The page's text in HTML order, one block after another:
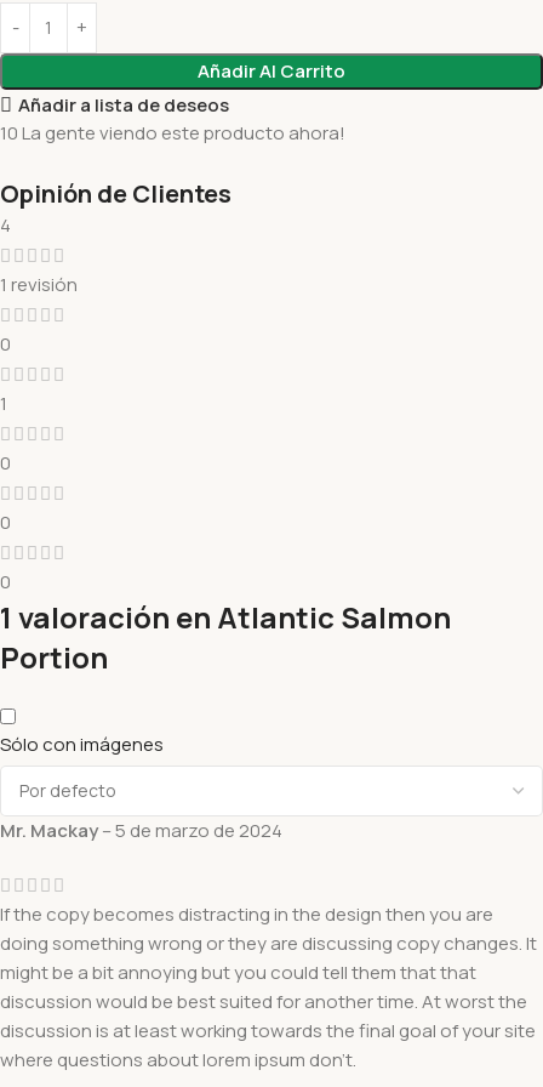
Añadir Al Carrito
Añadir a lista de deseos
10 La gente viendo este producto ahora!
Opinión de Clientes
4
1 revisión
0
1
0
0
0
1 valoración en Atlantic Salmon
Portion
Sólo con imágenes
Mr. Mackay–5 de marzo de 2024
If the copy becomes distracting in the design then you are
doing something wrong or they are discussing copy changes. It
might be a bit annoying but you could tell them that that
discussion would be best suited for another time. At worst the
discussion is at least working towards the final goal of your site
where questions about lorem ipsum don’t.